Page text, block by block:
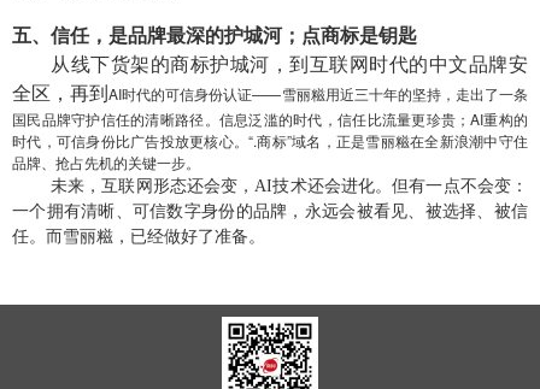
五、 信任，是品牌最深的护城河；点商标是钥匙
从线下货架的商标护城河，到互联网时代的中文品牌安
全区，再到AI时代的可信身份认证——雪丽糍用近三十年的坚持，走出了一条
国民品牌守护信任的清晰路径。信息泛滥的时代，信任比流量更珍贵；AI重构的
时代，可信身份比广告投放更核心。“.商标”域名，正是雪丽糍在全新浪潮中守住
品牌、抢占先机的关键一步。
未来，互联网形态还会变，AI技术还会进化。但有一点不会变：
一个拥有清晰、可信数字身份的品牌，永远会被看见、被选择、被信
任。而雪丽糍，已经做好了准备。